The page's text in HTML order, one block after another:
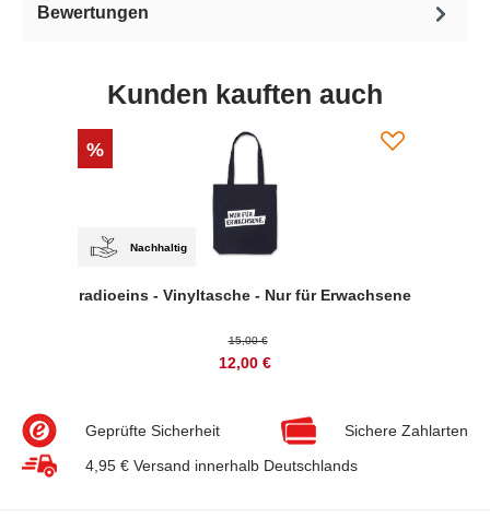
Bewertungen
Kunden kauften auch
%
Nachhaltig
radioeins - Vinyltasche - Nur für Erwachsene
15,00 €
12,00 €
Geprüfte Sicherheit
Sichere Zahlarten
4,95 € Versand innerhalb Deutschlands